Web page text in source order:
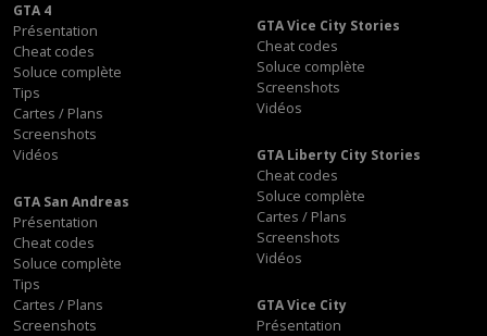
GTA 4
Présentation
Cheat codes
Soluce complète
Tips
Cartes / Plans
Screenshots
Vidéos
GTA Vice City Stories
Cheat codes
Soluce complète
Screenshots
Vidéos
GTA Liberty City Stories
Cheat codes
Soluce complète
Cartes / Plans
Screenshots
Vidéos
GTA San Andreas
Présentation
Cheat codes
Soluce complète
Tips
Cartes / Plans
Screenshots
GTA Vice City
Présentation